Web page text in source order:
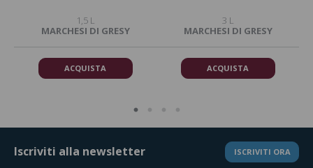
1,5 L
MARCHESI DI GRESY
ACQUISTA
3 L
MARCHESI DI GRESY
ACQUISTA
Iscriviti alla newsletter ISCRIVITI ORA